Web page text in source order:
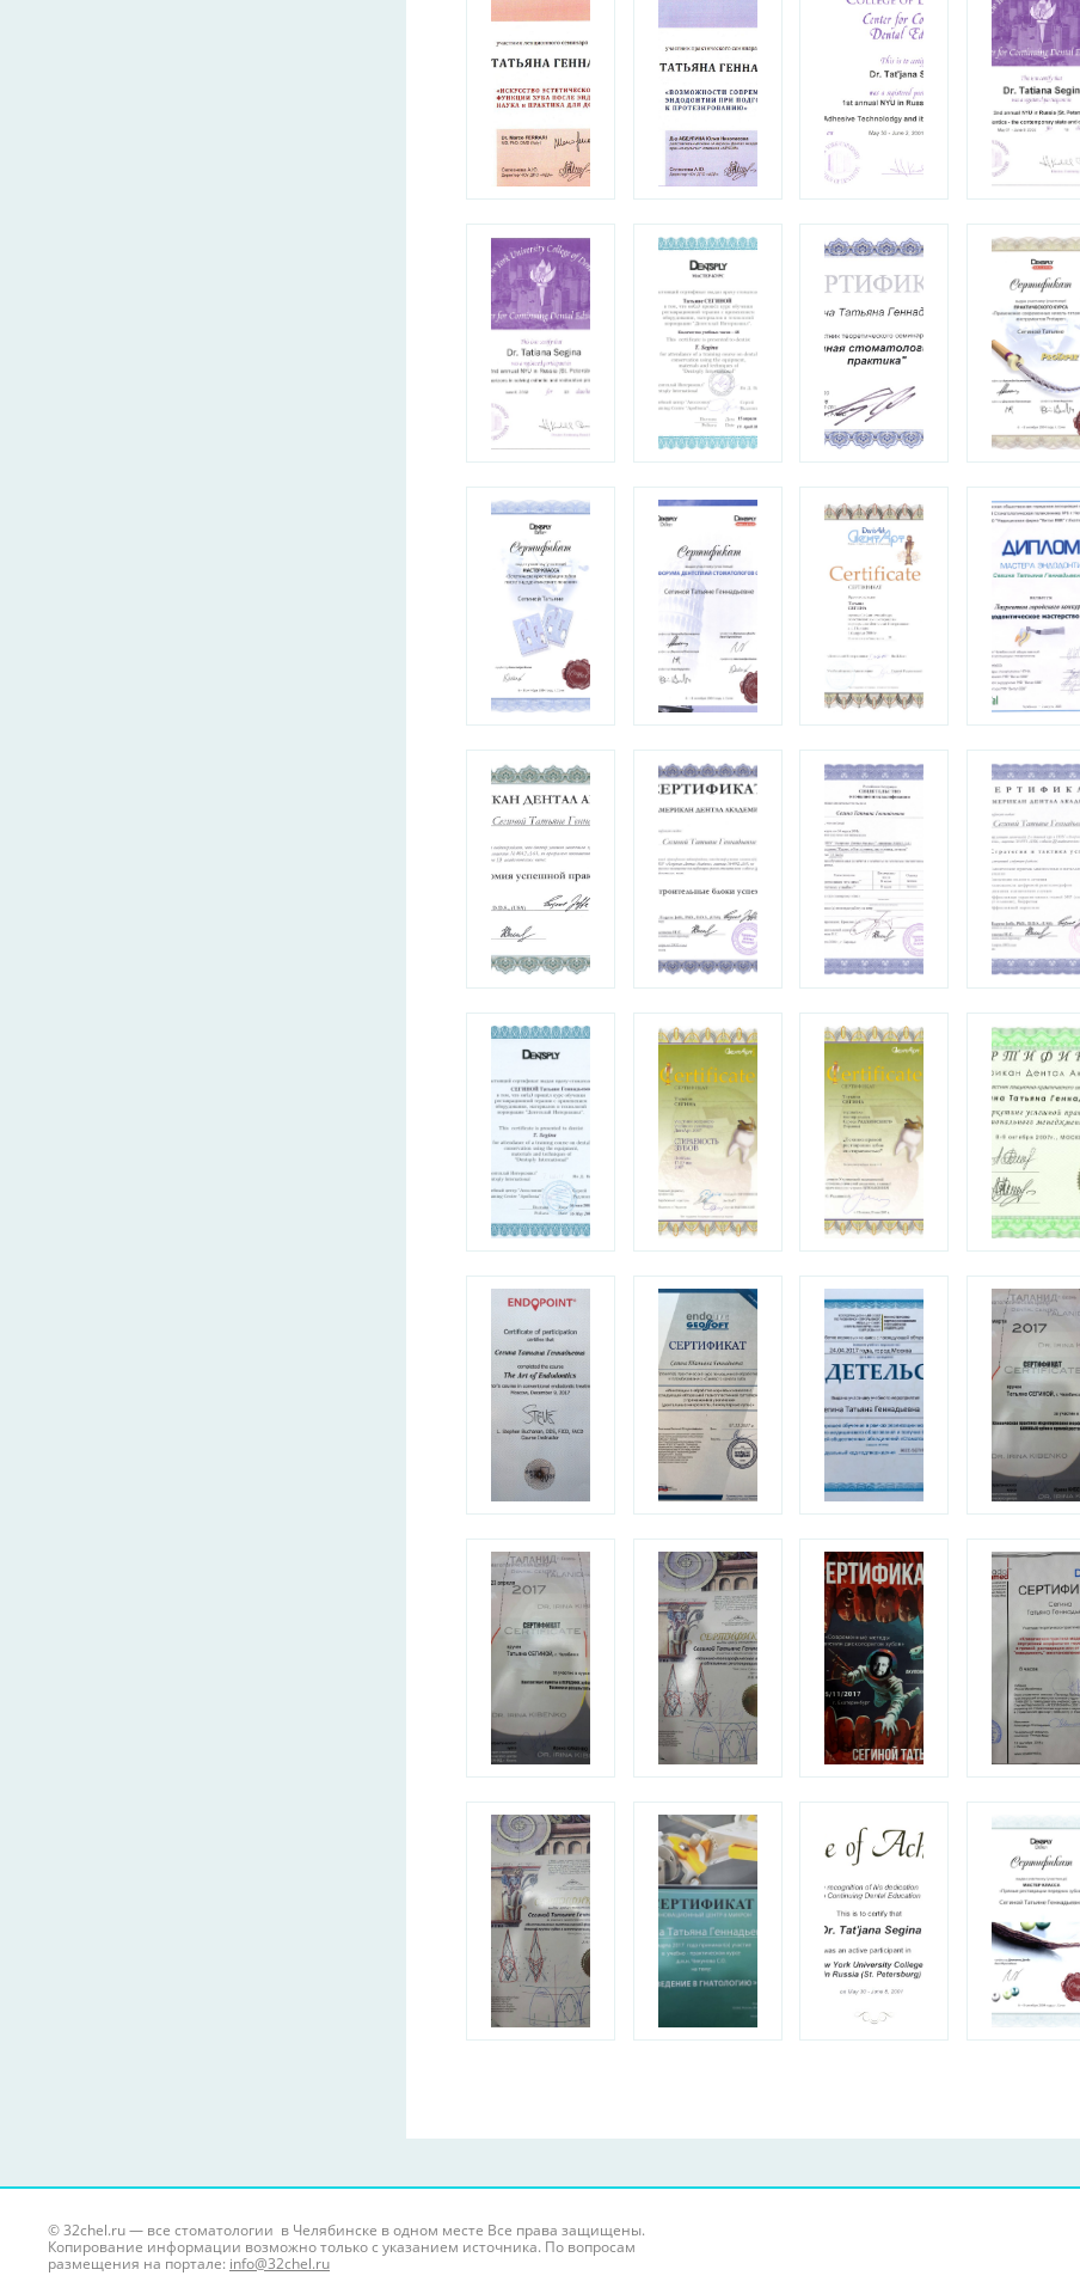
© 32chel.ru — все стоматологии в Челябинске в одном месте Все права защищены.
Копирование информации возможно только с указанием источника. По вопросам
размещения на портале: info@32chel.ru